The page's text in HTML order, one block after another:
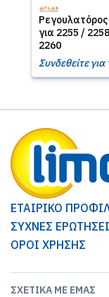
για 2255 /
2260
Συνδεθείτε για
ΕΤΑΙΡΙΚΟ
ΣΥΧΝΕΣ
ΟΡΟΙ ΧΡΗΣΗΣ
ΣΧΕΤΙΚΆ ΜΕ ΕΜΆΣ